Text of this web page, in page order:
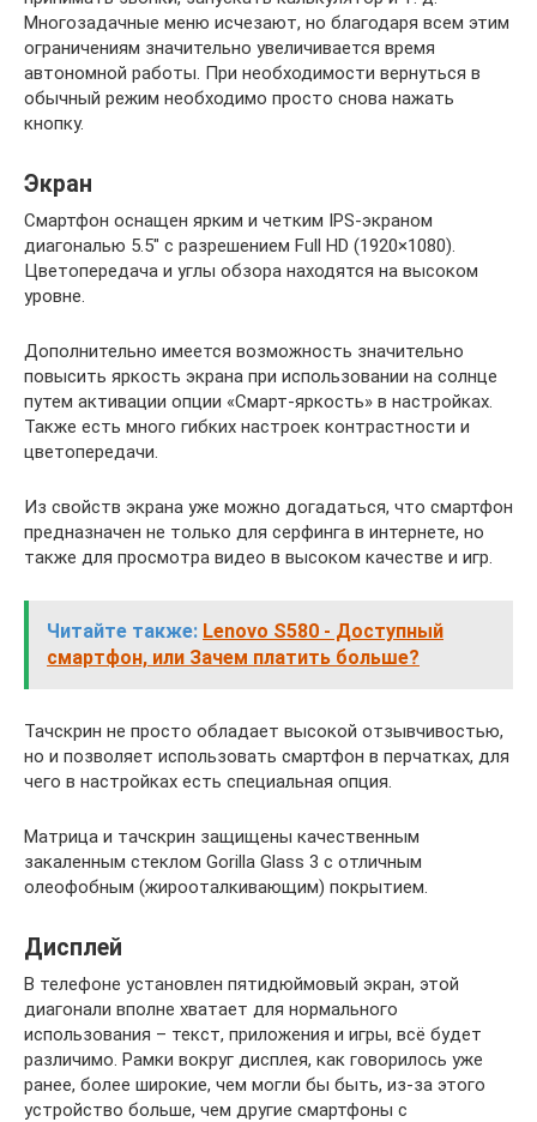
Многозадачные меню исчезают, но благодаря всем этим
ограничениям значительно увеличивается время
автономной работы. При необходимости вернуться в
обычный режим необходимо просто снова нажать
кнопку.
Экран
Смартфон оснащен ярким и четким IPS-экраном
диагональю 5.5″ с разрешением Full HD (1920×1080).
Цветопередача и углы обзора находятся на высоком
уровне.
Дополнительно имеется возможность значительно
повысить яркость экрана при использовании на солнце
путем активации опции «Смарт-яркость» в настройках.
Также есть много гибких настроек контрастности и
цветопередачи.
Из свойств экрана уже можно догадаться, что смартфон
предназначен не только для серфинга в интернете, но
также для просмотра видео в высоком качестве и игр.
Читайте также: Lenovo S580 - Доступный
смартфон, или Зачем платить больше?
Тачскрин не просто обладает высокой отзывчивостью,
но и позволяет использовать смартфон в перчатках, для
чего в настройках есть специальная опция.
Матрица и тачскрин защищены качественным
закаленным стеклом Gorilla Glass 3 с отличным
олеофобным (жирооталкивающим) покрытием.
Дисплей
В телефоне установлен пятидюймовый экран, этой
диагонали вполне хватает для нормального
использования – текст, приложения и игры, всё будет
различимо. Рамки вокруг дисплея, как говорилось уже
ранее, более широкие, чем могли бы быть, из-за этого
устройство больше, чем другие смартфоны с